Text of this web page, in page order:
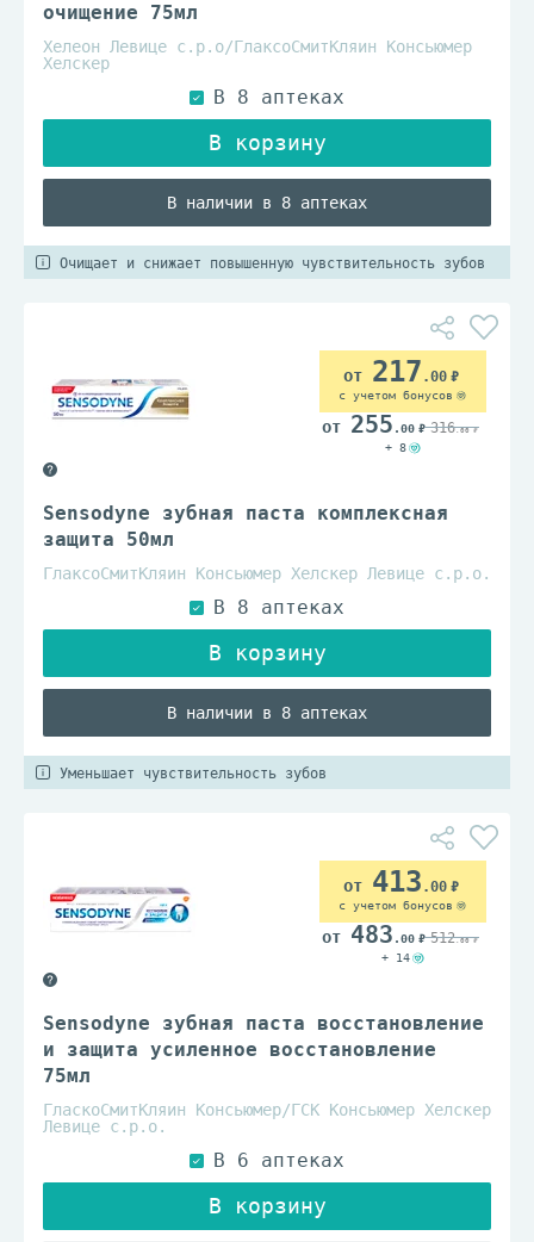
очищение 75мл
Хелеон Левице с.р.о/ГлаксоСмитКляин Консьюмер
Хелскер
В наличии в 8 аптеках
Очищает и снижает повышенную чувствительность зубов
Sensodyne зубная паста комплексная
защита 50мл
ГлаксоСмитКляин Консьюмер Хелскер Левице с.р.о.
В наличии в 8 аптеках
217 .00
с учетом бонусов
255 .00 316.00
+ 8
Уменьшает чувствительность зубов
Sensodyne зубная паста восстановление
и защита усиленное восстановление
75мл
ГласкоСмитКляин Консьюмер/ГСК Консьюмер Хелскер
Левице с.р.о.
413 .00
с учетом бонусов
483 .00 512.00
+ 14